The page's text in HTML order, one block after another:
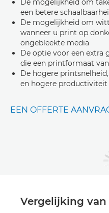
De mogelijkheid om
een betere
De mogelijkheid om
wanneer u print op
ongebleekte media
De optie voor een extra
die een printformaat
De hogere
en hogere productiviteit
EEN OFFERTE
Vergelijking